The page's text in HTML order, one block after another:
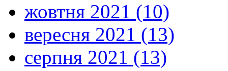
жовтня 2021 (10)
вересня 2021 (13)
серпня 2021 (13)